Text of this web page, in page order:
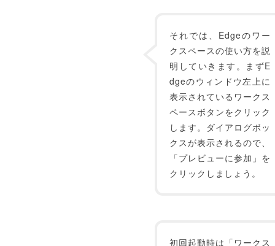
それでは、Edgeのワー
クスペースの使い方を説
明していきます。まずE
dgeのウィンドウ左上に
表示されているワークス
ペースボタンをクリック
します。ダイアログボッ
クスが表示されるので、
「プレビューに参加」を
クリックしましょう。
初回起動時は「ワークス